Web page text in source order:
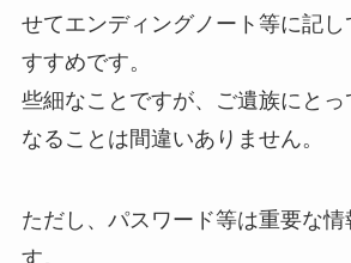
せてエンディングノート等に記
すすめです。
些細なことですが、ご遺族にとっ
なることは間違いありません。
ただし、パスワード等は重要な情
す。